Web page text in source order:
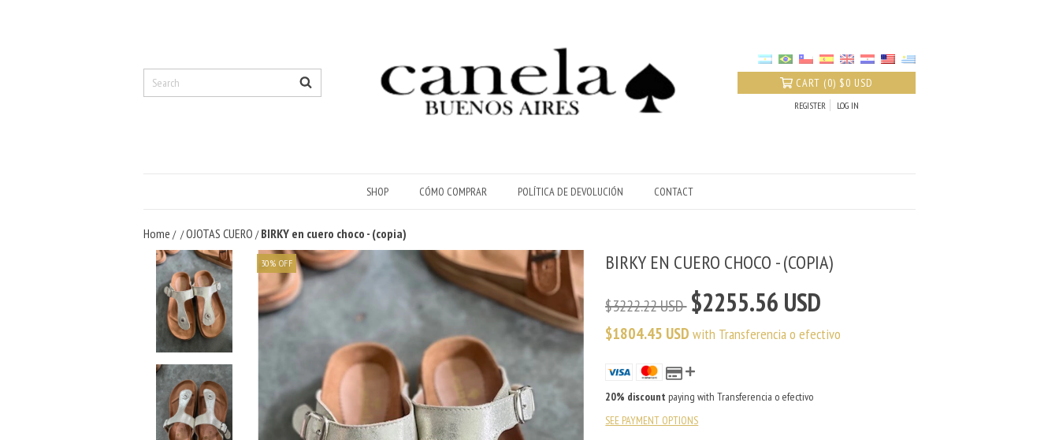
CART (0) $0 USD
REGISTER LOG IN
SHOP CÓMO COMPRAR POLÍTICA DE DEVOLUCIÓN CONTACT
Home / /OJOTAS CUERO / BIRKY en cuero choco - (copia)
30% OFF BIRKY EN CUERO CHOCO - (COPIA)
$3222.22 USD $2255.56 USD
$1804.45 USDwith Transferencia o efectivo
20% discount paying with Transferencia o efectivo
SEE PAYMENT OPTIONS